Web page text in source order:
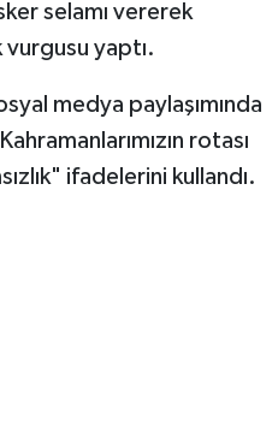
selamı vererek
vurgusu yaptı.
medya paylaşımında
rotası
ifadelerini kullandı.